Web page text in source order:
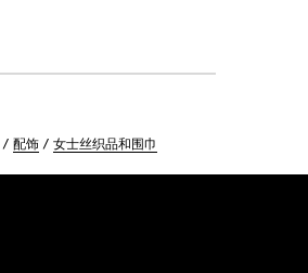
配饰 女士丝织品和围巾